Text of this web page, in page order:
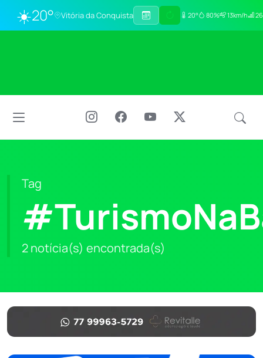
☀️20° Vitória da Conquista 20° 80% 13km/h
Tag
2 notícia(s) encontrada(s)